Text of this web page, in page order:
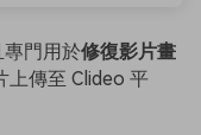
門用於修復影片畫
上傳至 Clideo 平